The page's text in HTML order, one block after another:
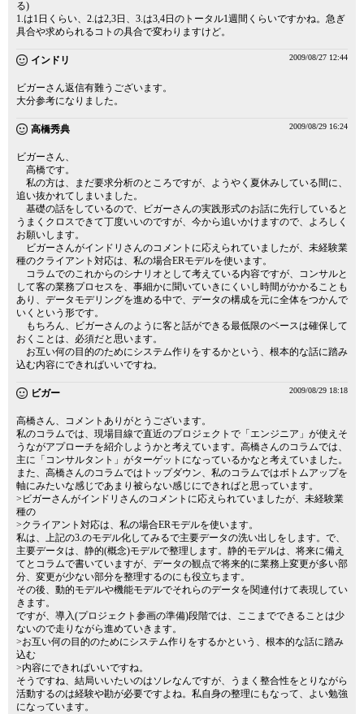
る)
1.は1日くらい、2.は2,3日、3.は3,4日のトータル1週間くらいですかね。急ぎ
具合や求められるコトの具合で変わりますけど。
インドリ 2009/08/27 12:44
ビガーさん返信有難うございます。
大分参考になりました。
高橋秀典 2009/08/29 16:24
ビガーさん、
高橋です。
私の方は、まだ要求分析のところですが、ようやく夏休みしている間に、
追い抜かれてしまいました。
基礎の話をしているので、ビガーさんの実践形式のお話に先行していると
うまくクロスできて丁度いいのですが、今から追いかけますので、よろしく
お願いします。
ビガーさんがインドリさんのコメントに応えられていましたが、未経験業
種のクライアント対応は、私の場合ERモデルを使います。
コラムでのこれからのシナリオとして考えている内容ですが、コンサルと
して客の業務プロセスを、事細かに聞いていきにくいし時間がかかることも
あり、データモデリングを進める中で、データの構成を元に全体をつかんで
いくという形です。
もちろん、ビガーさんのように客と話ができる最低限のベースは確保して
おくことは、必須だと思います。
お互い何の目的のためにシステム作りをするかという、根本的な話に踏み
込む内容にできればいいですね。
ビガー 2009/08/29 18:18
高橋さん、コメントありがとうございます。
私のコラムでは、現場目線で直近のプロジェクトで「エンジニア」が使えそ
うながアプローチを紹介しようかと考えています。高橋さんのコラムでは、
主に「コンサルタント」がターゲットになっているかなと考えていました。
また、高橋さんのコラムではトップダウン、私のコラムではボトムアップを
軸にみたいな感じであまり被らない感じにできればと思っています。
>ビガーさんがインドリさんのコメントに応えられていましたが、未経験業
種の
>クライアント対応は、私の場合ERモデルを使います。
私は、上記の3.のモデル化してみるで主要データの洗い出しをします。で、
主要データは、静的(概念)モデルで整理します。静的モデルは、将来に備え
てとコラムで書いていますが、データの観点で将来的に業務上変更が多い部
分、変更が少ない部分を整理するのにも役立ちます。
その後、動的モデルや機能モデルでそれらのデータを関連付けて表現してい
きます。
ですが、導入(プロジェクト参画の準備)段階では、ここまでできることは少
ないので走りながら進めていきます。
>お互い何の目的のためにシステム作りをするかという、根本的な話に踏み
込む
>内容にできればいいですね。
そうですね、結局いいたいのはソレなんですが、うまく整合性をとりながら
活動するのは経験や勘が必要ですよね。私自身の整理にもなって、よい勉強
になっています。